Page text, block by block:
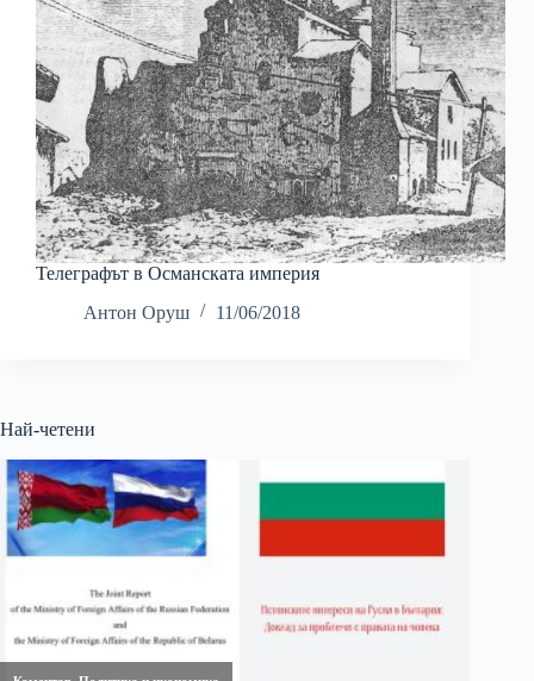
Телеграфът в Османската империя
Антон Оруш
11/06/2018
Най-четени